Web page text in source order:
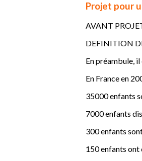
Projet pour
AVANT
DEFINITION
En préambule,
En France en
35000 enfants
7000 enfants
300 enfants
150 enfants ont